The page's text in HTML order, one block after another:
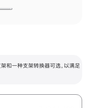
一种支架转换器可选，以满足